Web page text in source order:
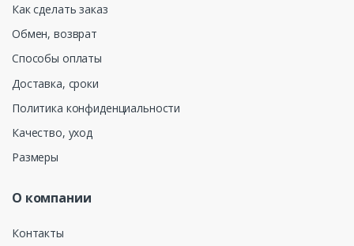
Как сделать заказ
Обмен, возврат
Способы оплаты
Доставка, сроки
Политика конфиденциальности
Качество, уход
Размеры
О компании
Контакты